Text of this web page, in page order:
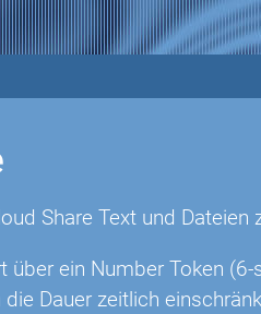
Share Text und Dateien
über ein Number Token
die Dauer zeitlich